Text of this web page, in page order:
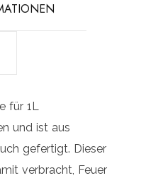
für 1L
und ist aus
gefertigt. Dieser
verbracht, Feuer